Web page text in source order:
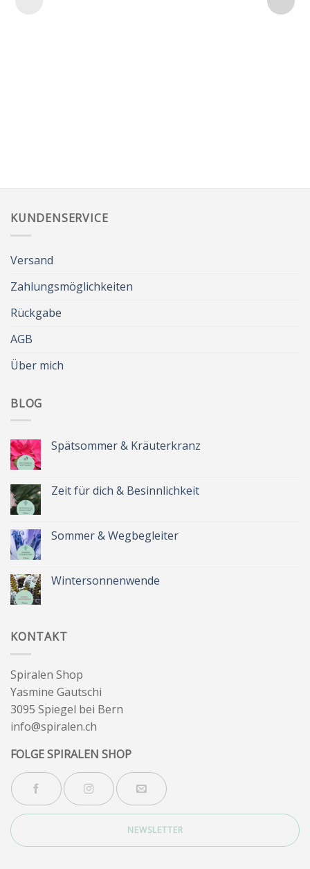
KUNDENSERVICE
Versand
Zahlungsmöglichkeiten
Rückgabe
AGB
Über mich
BLOG
Spätsommer & Kräuterkranz
Spätsommer
&
Zeit für dich & Besinnlichkeit
Zeit
für
Sommer & Wegbegleiter
Sommer
&
Wintersonnenwende
KONTAKT
Spiralen Shop
Yasmine Gautschi
3095 Spiegel bei Bern
info@spiralen.ch
FOLGE SPIRALEN SHOP
NEWSLETTER